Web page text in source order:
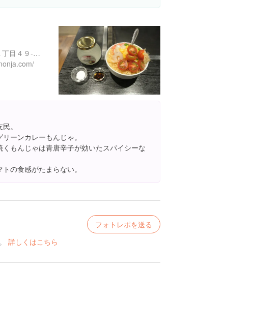
東京都荒川区荒川１丁目４９-１０
。
ーンカレーもんじゃ。
くもんじゃは青唐辛子が効いたスパイシーな
の食感がたまらない。
フォトレポを送る
詳しくはこちら